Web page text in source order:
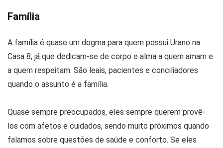
Família
A família é quase um dogma para quem possui Urano na
Casa 8, já que dedicam-se de corpo e alma a quem amam e
a quem respeitam. São leais, pacientes e conciliadores
quando o assunto é a família.
Quase sempre preocupados, eles sempre querem provê-
los com afetos e cuidados, sendo muito próximos quando
falamos sobre questões de saúde e conforto. Se eles